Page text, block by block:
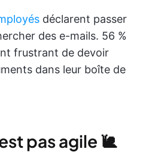
déclarent passer
des e-mails. 56 %
frustrant de devoir
dans leur boîte de
pas agile 🐌